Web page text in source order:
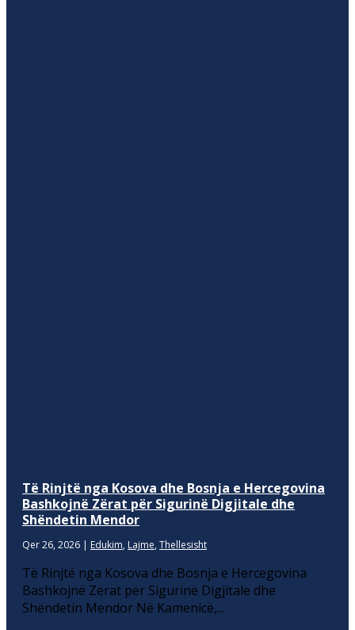
Të Rinjtë nga Kosova dhe Bosnja e Hercegovina
Bashkojnë Zërat për Sigurinë Digjitale dhe
Shëndetin Mendor
Qer 26, 2026 | Edukim, Lajme, Thellesisht
Të Rinjtë nga Kosova dhe Bosnja e Hercegovina
Bashkojnë Zërat për Sigurinë Digjitale dhe
Shëndetin Mendor Në Kamenicë,...